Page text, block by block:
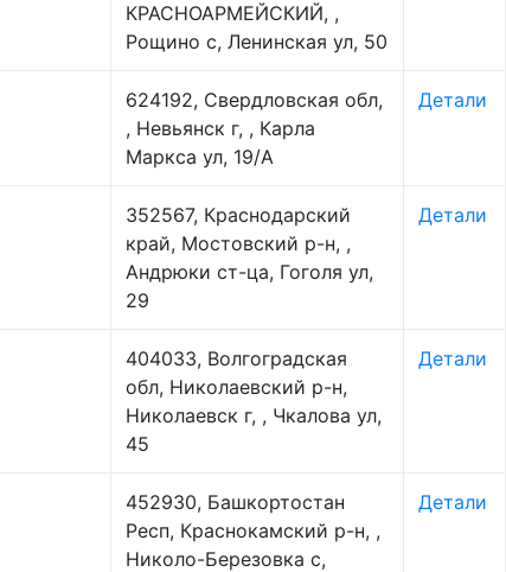
КРАСНОАРМЕЙСКИЙ, ,
Рощино с, Ленинская ул, 50
624192, Свердловская обл,
, Невьянск г, , Карла
Маркса ул, 19/А
Детали
352567, Краснодарский
край, Мостовский р-н, ,
Андрюки ст-ца, Гоголя ул,
29
Детали
404033, Волгоградская
обл, Николаевский р-н,
Николаевск г, , Чкалова ул,
45
Детали
452930, Башкортостан
Респ, Краснокамский р-н, ,
Николо-Березовка с,
Детали